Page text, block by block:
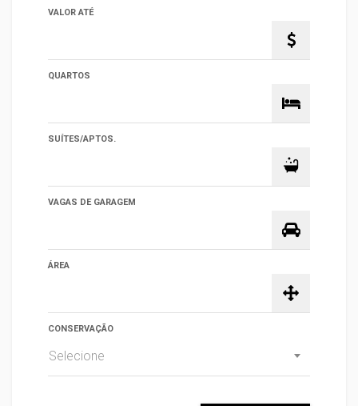
VALOR ATÉ
QUARTOS
SUÍTES/APTOS.
VAGAS DE GARAGEM
ÁREA
CONSERVAÇÃO
Selecione